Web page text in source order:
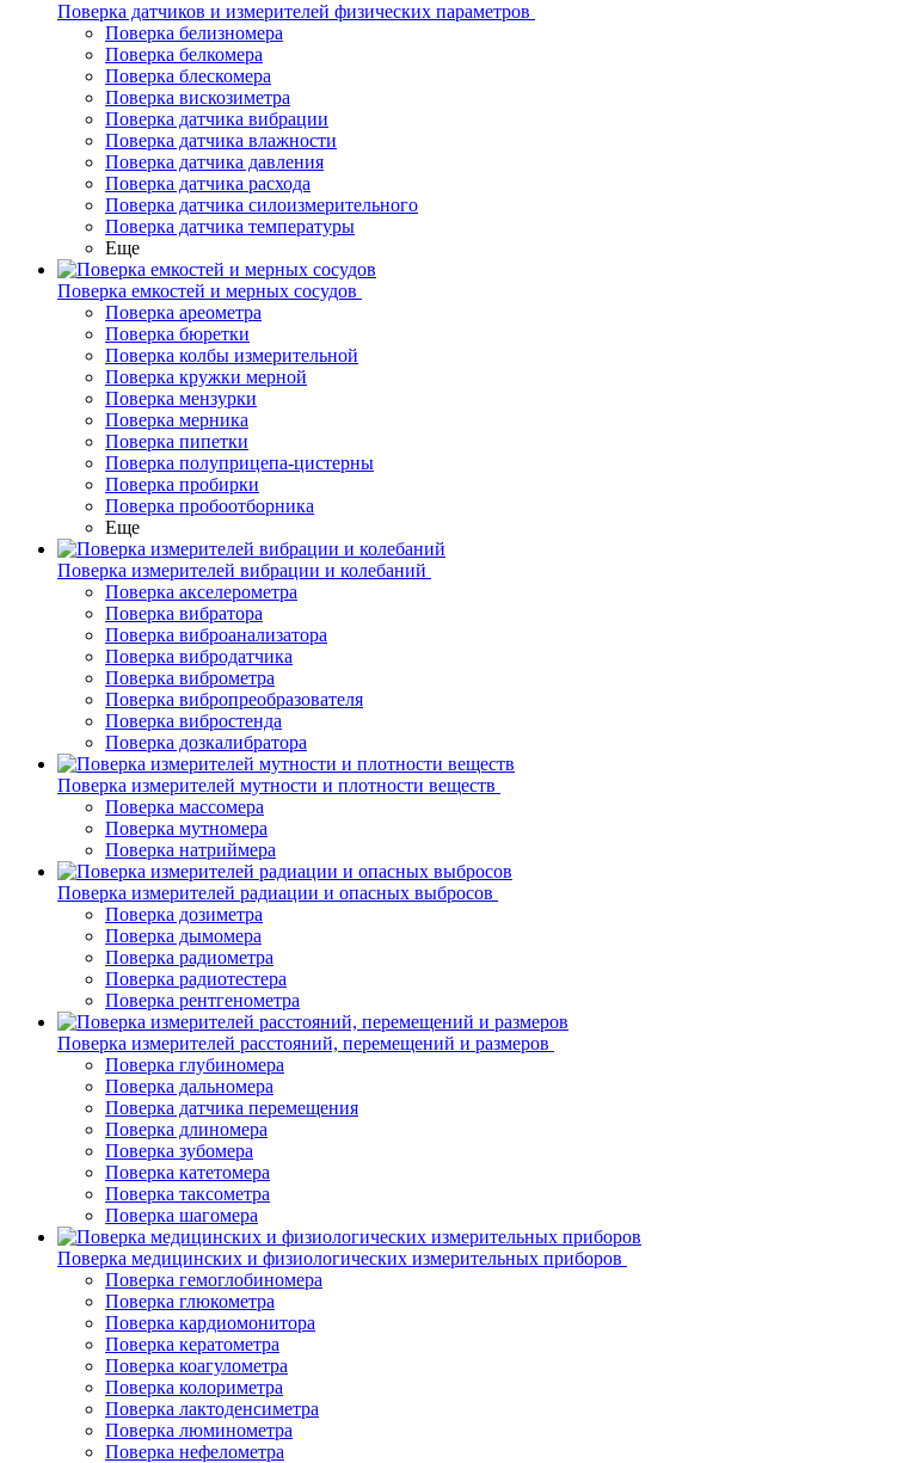
Поверка датчиков и измерителей физических параметров
Поверка белизномера
Поверка белкомера
Поверка блескомера
Поверка вискозиметра
Поверка датчика вибрации
Поверка датчика влажности
Поверка датчика давления
Поверка датчика расхода
Поверка датчика силоизмерительного
Поверка датчика температуры
Еще
Поверка емкостей и мерных сосудов
Поверка ареометра
Поверка бюретки
Поверка колбы измерительной
Поверка кружки мерной
Поверка мензурки
Поверка мерника
Поверка пипетки
Поверка полуприцепа-цистерны
Поверка пробирки
Поверка пробоотборника
Еще
Поверка измерителей вибрации и колебаний
Поверка акселерометра
Поверка вибратора
Поверка виброанализатора
Поверка вибродатчика
Поверка виброметра
Поверка вибропреобразователя
Поверка вибростенда
Поверка дозкалибратора
Поверка измерителей мутности и плотности веществ
Поверка массомера
Поверка мутномера
Поверка натриймера
Поверка измерителей радиации и опасных выбросов
Поверка дозиметра
Поверка дымомера
Поверка радиометра
Поверка радиотестера
Поверка рентгенометра
Поверка измерителей расстояний, перемещений и размеров
Поверка глубиномера
Поверка дальномера
Поверка датчика перемещения
Поверка длиномера
Поверка зубомера
Поверка катетомера
Поверка таксометра
Поверка шагомера
Поверка медицинских и физиологических измерительных приборов
Поверка гемоглобиномера
Поверка глюкометра
Поверка кардиомонитора
Поверка кератометра
Поверка коагулометра
Поверка колориметра
Поверка лактоденсиметра
Поверка люминометра
Поверка нефелометра